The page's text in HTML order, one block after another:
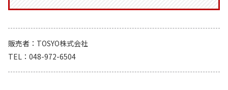
販売者
TOSYO株式会社
TEL
048-972-6504